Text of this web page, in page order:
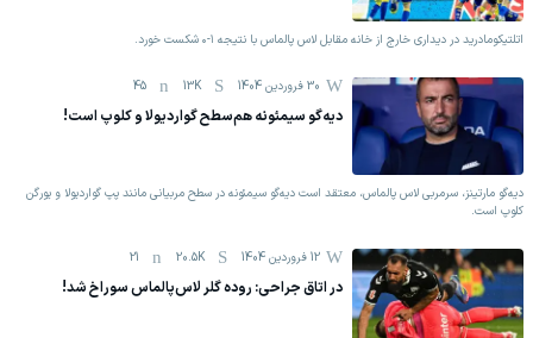
اتلتیکومادرید در دیداری خارج از خانه مقابل لاس پالماس با نتیجه ۱-۰ شکست خورد.
30 فروردين 1404 13K
45
دیه‌گو سیمئونه هم‌سطح گواردیولا و کلوپ است!
دیه‌گو مارتینز، سرمربی لاس پالماس، معتقد است دیه‌گو سیمئونه در سطح مربیانی مانند پپ گواردیولا و یورگن
کلوپ است.
12 فروردين 1404 20.5K
21
در اتاق جراحی: روده گلر لاس‌پالماس سوراخ شد!